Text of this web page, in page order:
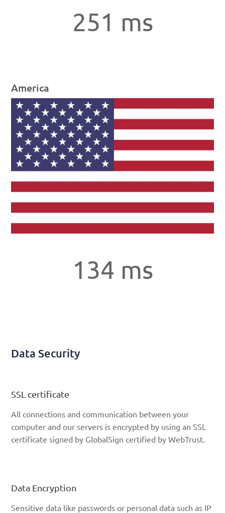
251 ms
America
134 ms
Data Security
SSL certificate
All connections and communication between your
computer and our servers is encrypted by using an SSL
certificate signed by GlobalSign certified by WebTrust.
Data Encryption
Sensitive data like passwords or personal data such as IP